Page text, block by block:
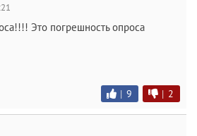
Это погрешность опроса
| 9 | 2